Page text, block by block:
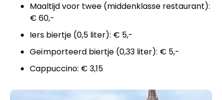
Maaltijd voor twee (middenklasse restaurant):
€ 60,-
Iers biertje (0,5 liter): € 5,-
Geïmporteerd biertje (0,33 liter): € 5,-
Cappuccino: € 3,15